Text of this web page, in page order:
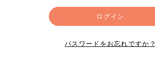
ログイン
パスワードをお忘れですか？